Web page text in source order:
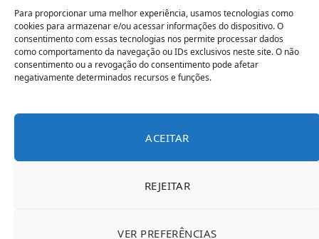
Para proporcionar uma melhor experiência, usamos tecnologias como
cookies para armazenar e/ou acessar informações do dispositivo. O
consentimento com essas tecnologias nos permite processar dados
como comportamento da navegação ou IDs exclusivos neste site. O não
consentimento ou a revogação do consentimento pode afetar
negativamente determinados recursos e funções.
ACEITAR
REJEITAR
VER PREFERÊNCIAS